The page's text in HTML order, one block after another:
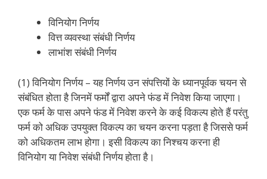
विनियोग निर्णय
वित्त व्यवस्था संबंधी निर्णय
लाभांश संबंधी निर्णय
(1) विनियोग निर्णय – यह निर्णय उन संपत्तियों के ध्यानपूर्वक चयन से
संबंधित होता है जिनमें फर्मों द्वारा अपने फंड में निवेश किया जाएगा।
एक फर्म के पास अपने फंड में निवेश करने के कई विकल्प होते हैं परंतु
फर्म को अधिक उपयुक्त विकल्प का चयन करना पड़ता है जिससे फर्म
को अधिकतम लाभ होगा। इसी विकल्प का निश्चय करना ही
विनियोग या निवेश संबंधी निर्णय होता है।